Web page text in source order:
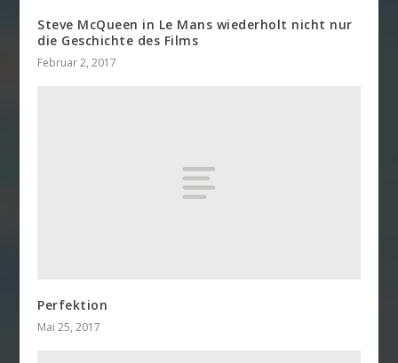
Steve McQueen in Le Mans wiederholt nicht nur
die Geschichte des Films
Februar 2, 2017
Perfektion
Mai 25, 2017